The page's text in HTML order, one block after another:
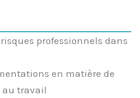
professionnels dans
en matière de
au travail